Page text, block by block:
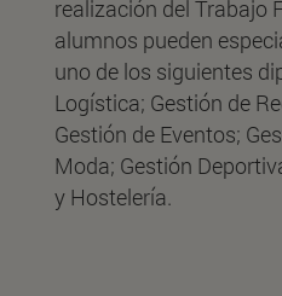
realización del Trabajo
alumnos pueden
uno de los siguientes
Logística; Gestión de
Gestión de Eventos;
Moda; Gestión
y Hostelería.